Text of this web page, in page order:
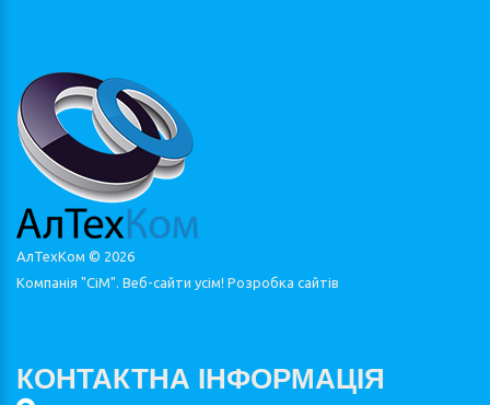
АлТехКом © 2026
Компанія "СіМ". Веб-сайти усім! Розробка сайтів
КОНТАКТНА ІНФОРМАЦІЯ